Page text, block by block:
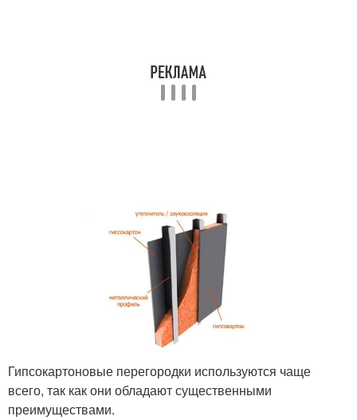
Гипсокартоновые перегородки используются чаще
всего, так как они обладают существенными
преимуществами.